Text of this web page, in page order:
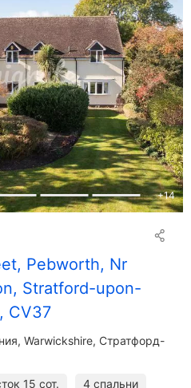
+14
Pebworth, Nr
Stratford-upon-
CV37
Warwickshire, Стратфорд-
15 сот. 4 спальни